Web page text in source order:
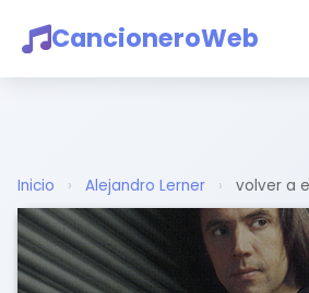
CancioneroWeb
Inicio › Alejandro Lerner › volver a